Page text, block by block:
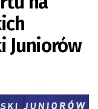
Juniorów